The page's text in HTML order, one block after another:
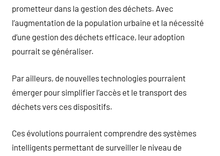
prometteur dans la gestion des déchets. Avec
l’augmentation de la population urbaine et la nécessité
d’une gestion des déchets efficace, leur adoption
pourrait se généraliser.
Par ailleurs, de nouvelles technologies pourraient
émerger pour simplifier l’accès et le transport des
déchets vers ces dispositifs.
Ces évolutions pourraient comprendre des systèmes
intelligents permettant de surveiller le niveau de